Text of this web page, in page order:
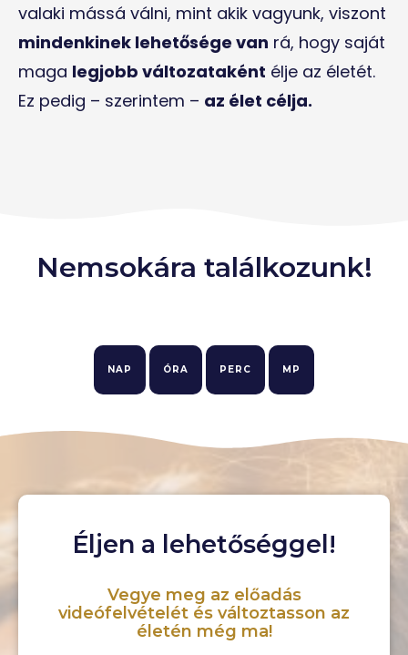
valaki mássá válni, mint akik vagyunk, viszont
mindenkinek lehetősége van rá, hogy saját
maga legjobb változataként élje az életét.
Ez pedig – szerintem – az élet célja.
Nemsokára találkozunk!
NAP ÓRA PERC MP
Éljen a lehetőséggel!
Vegye meg az előadás
videófelvételét és változtasson az
életén még ma!